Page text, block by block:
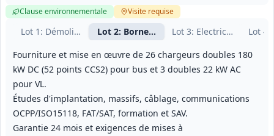
Lot 1 : Démolition Lot 2: Bornes de recharge IRVE
Lot 3: Electricité CFO-CFA
Lot 4
Fourniture et mise en œuvre de 26 chargeurs doubles 180
kW DC (52 points CCS2) pour bus et 3 doubles 22 kW AC
pour VL.
Études d'implantation, massifs, câblage, communications
OCPP/ISO15118, FAT/SAT, formation et SAV.
Garantie 24 mois et exigences de mises à
Clause environnementale Visite requise